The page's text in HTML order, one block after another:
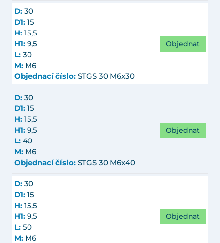
D: 30
D1: 15
H: 15,5
H1: 9,5
L: 30
M: M6
Objednací číslo: STGS 30 M6x30
Objednat
D: 30
D1: 15
H: 15,5
H1: 9,5
L: 40
M: M6
Objednací číslo: STGS 30 M6x40
Objednat
D: 30
D1: 15
H: 15,5
H1: 9,5
L: 50
M: M6
Objednat